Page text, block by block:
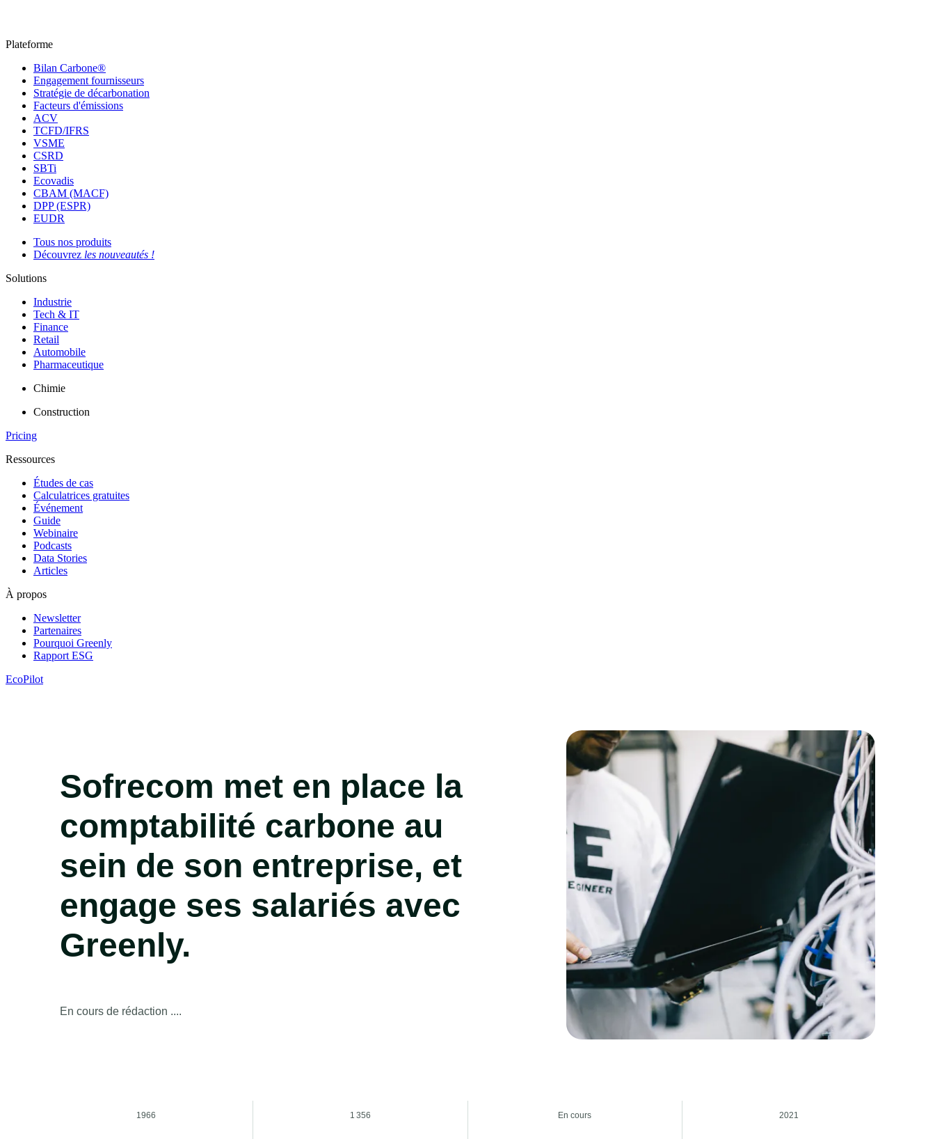
Plateforme
Bilan Carbone®
Engagement fournisseurs
Stratégie de décarbonation
Facteurs d'émissions
ACV
TCFD/IFRS
VSME
CSRD
SBTi
Ecovadis
CBAM (MACF)
DPP (ESPR)
EUDR
Tous nos produits
Découvrez les nouveautés !
Solutions
Industrie
Tech & IT
Finance
Retail
Automobile
Pharmaceutique
Chimie
Construction
Pricing
Ressources
Études de cas
Calculatrices gratuites
Événement
Guide
Webinaire
Podcasts
Data Stories
Articles
À propos
Newsletter
Partenaires
Pourquoi Greenly
Rapport ESG
EcoPilot
Sofrecom met en place la
comptabilité carbone au
sein de son entreprise, et
engage ses salariés avec
Greenly.
En cours de rédaction ....
1966 1 356 En cours 2021